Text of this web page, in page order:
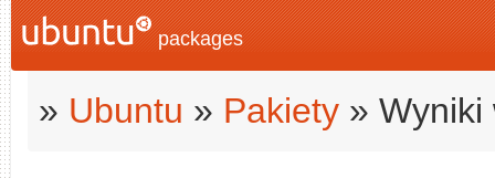
packages
» Ubuntu » Pakiety » Wyniki